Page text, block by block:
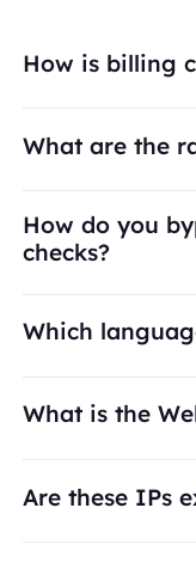
How is billing
What are the
How do you
checks?
Which
What is the
Are these IPs